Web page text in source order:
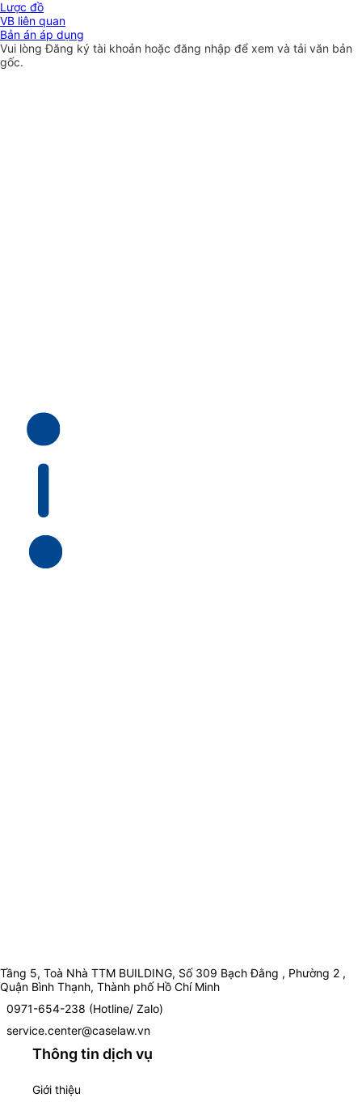
Lược đồ
VB liên quan
Bản án áp dụng
Vui lòngĐăng ký tài khoản hoặc đăng nhập để xem và tải văn bản
gốc.
Tầng 5, Toà Nhà TTM BUILDING, Số 309 Bạch Đằng , Phường 2 ,
Quận Bình Thạnh, Thành phố Hồ Chí Minh
0971-654-238 (Hotline/ Zalo)
service.center@caselaw.vn
Thông tin dịch vụ
Giới thiệu